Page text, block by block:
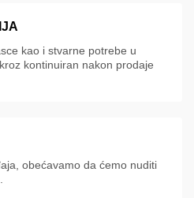
kao i stvarne potrebe u
kontinuiran nakon prodaje
obećavamo da ćemo nuditi